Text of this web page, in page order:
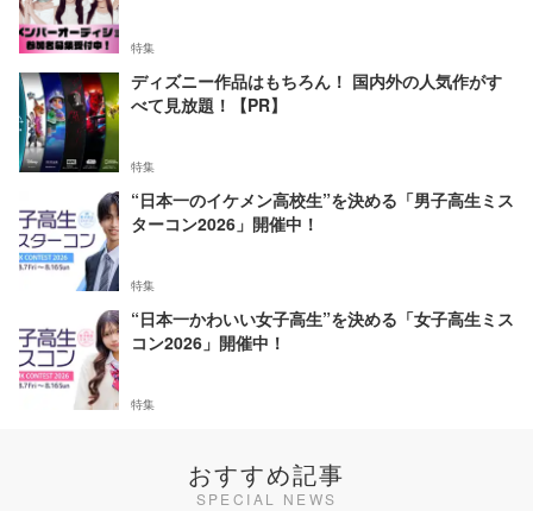
特集
ディズニー作品はもちろん！ 国内外の人気作がす
べて見放題！【PR】
特集
“日本一のイケメン高校生”を決める「男子高生ミス
ターコン2026」開催中！
特集
“日本一かわいい女子高生”を決める「女子高生ミス
コン2026」開催中！
特集
おすすめ記事
SPECIAL NEWS